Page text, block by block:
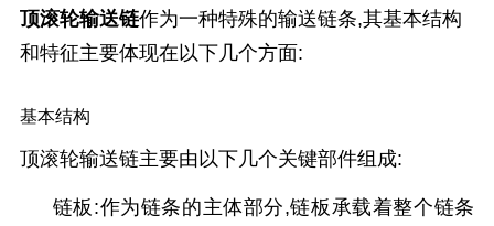
顶滚轮输送链作为一种特殊的输送链条,其基本结构
和特征主要体现在以下几个方面:
基本结构
顶滚轮输送链主要由以下几个关键部件组成:
链板 :作为链条的主体部分,链板承载着整个链条